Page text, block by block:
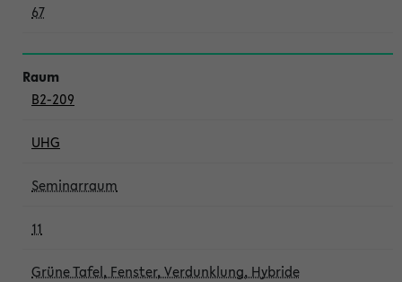
67
B2-209
UHG
Seminarraum
11
Grüne Tafel, Fenster, Verdunklung, Hybride